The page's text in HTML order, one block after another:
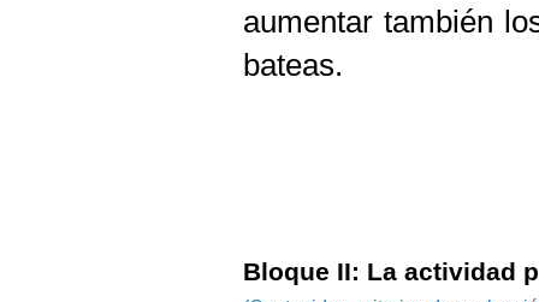
aumentar también
bateas.
Bloque II: La actividad